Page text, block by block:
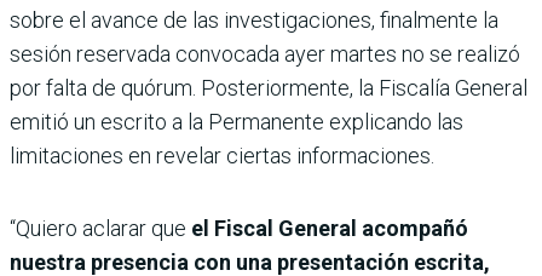
sobre el avance de las investigaciones, finalmente la
sesión reservada convocada ayer martes no se realizó
por falta de quórum. Posteriormente, la Fiscalía General
emitió un escrito a la Permanente explicando las
limitaciones en revelar ciertas informaciones.
“Quiero aclarar que el Fiscal General acompañó
nuestra presencia con una presentación escrita,